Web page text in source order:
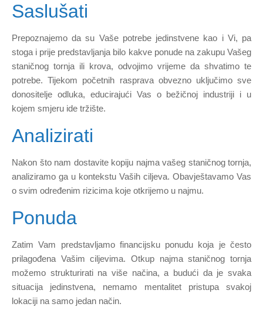
Saslušati
Prepoznajemo da su Vaše potrebe jedinstvene kao i Vi, pa
stoga i prije predstavljanja bilo kakve ponude na zakupu Vašeg
staničnog tornja ili krova, odvojimo vrijeme da shvatimo te
potrebe. Tijekom početnih rasprava obvezno uključimo sve
donositelje odluka, educirajući Vas o bežičnoj industriji i u
kojem smjeru ide tržište.
Analizirati
Nakon što nam dostavite kopiju najma vašeg staničnog tornja,
analiziramo ga u kontekstu Vaših ciljeva. Obavještavamo Vas
o svim određenim rizicima koje otkrijemo u najmu.
Ponuda
Zatim Vam predstavljamo financijsku ponudu koja je često
prilagođena Vašim ciljevima. Otkup najma staničnog tornja
možemo strukturirati na više načina, a budući da je svaka
situacija jedinstvena, nemamo mentalitet pristupa svakoj
lokaciji na samo jedan način.